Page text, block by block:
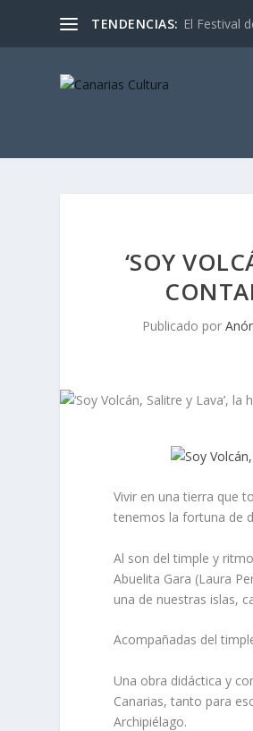
TENDENCIAS: El Festival
‘SOY
Publicado por
Vivir en una tierra que
tenemos la fortuna de
Al son del timple y
Abuelita Gara (Laura
una de nuestras islas,
Acompañadas del
Una obra didáctica y
Canarias, tanto para
Archipiélago.